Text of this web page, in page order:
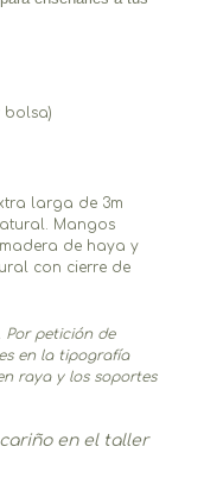
bolsa)
larga de 3m
Mangos
de haya y
con cierre de
Por petición de
en la tipografía
raya y los soportes
en el taller